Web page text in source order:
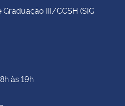
III/CCSH (SIG
às 19h